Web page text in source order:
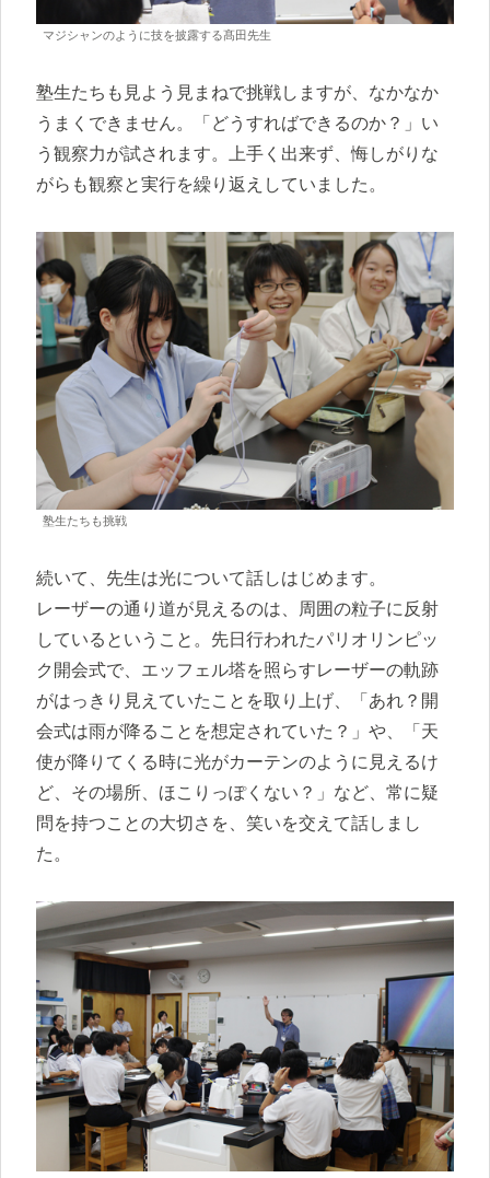
マジシャンのように技を披露する髙田先生
塾生たちも見よう見まねで挑戦しますが、なかなか
うまくできません。「どうすればできるのか？」い
う観察力が試されます。上手く出来ず、悔しがりな
がらも観察と実行を繰り返えしていました。
塾生たちも挑戦
続いて、先生は光について話しはじめます。
レーザーの通り道が見えるのは、周囲の粒子に反射
しているということ。先日行われたパリオリンピッ
ク開会式で、エッフェル塔を照らすレーザーの軌跡
がはっきり見えていたことを取り上げ、「あれ？開
会式は雨が降ることを想定されていた？」や、「天
使が降りてくる時に光がカーテンのように見えるけ
ど、その場所、ほこりっぽくない？」など、常に疑
問を持つことの大切さを、笑いを交えて話しまし
た。